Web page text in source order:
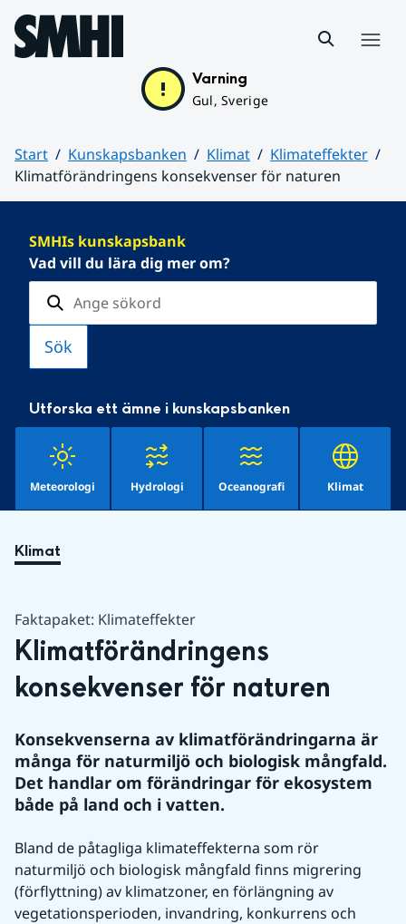
Hoppa till sidans innehåll
Varning
Gul, Sverige
Start Kunskapsbanken Klimat
Klimateffekter
Klimatförändringens konsekvenser för naturen
SMHIs kunskapsbank
Vad vill du lära dig mer om?
Utforska ett ämne i kunskapsbanken
Meteorologi Hydrologi Oceanografi Klimat
Klimat
Faktapaket: Klimateffekter
Klimatförändringens
konsekvenser för naturen
Konsekvenserna av klimatförändringarna är
många för naturmiljö och biologisk mångfald.
Det handlar om förändringar för ekosystem
både på land och i vatten.
Bland de påtagliga klimateffekterna som rör
naturmiljö och biologisk mångfald finns migrering
(förflyttning) av klimatzoner, en förlängning av
vegetationsperioden, invandring, konkurrens och